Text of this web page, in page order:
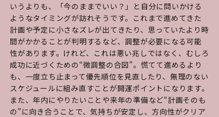
いうよりも、「今のままでいい？」と自分に問いかける
ようなタイミングが訪れそうです。これまで進めてきた
計画や予定に小さなズレが出てきたり、思っていたより時
間がかかることが判明するなど、調整が必要になる可能
性があります。けれど、これは悪い兆しではなく、むしろ
成功に近づくための“微調整の合図”。慌てて進めるより
も、一度立ち止まって優先順位を見直したり、無理のない
スケジュールに組み直すことが開運ポイントになります。
また、年内にやりたいことや来年の準備など“計画そのも
の”に向き合うことで、気持ちが安定し、方向性がクリア